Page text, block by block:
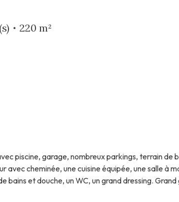
220 m²
piscine, garage, nombreux parkings, terrain de
avec cheminée, une cuisine équipée, une salle
bains et douche, un WC, un grand dressing.